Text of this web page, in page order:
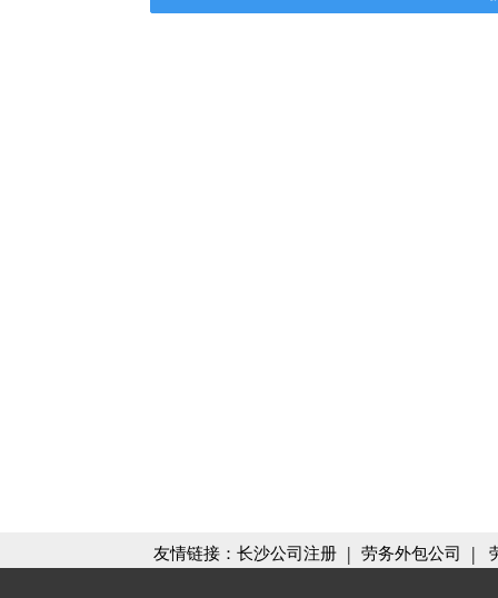
友情链接： 长沙公司注册 | 劳务外包公司 |